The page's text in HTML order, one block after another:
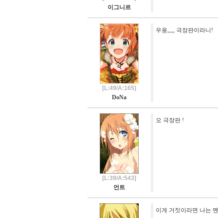
이그니르
[L:49/A:165]
DoNa
우옹,,,,, 극장판이라니!
[L:39/A:543]
언트
오 극장판 !
이게 거짓이라면 나는